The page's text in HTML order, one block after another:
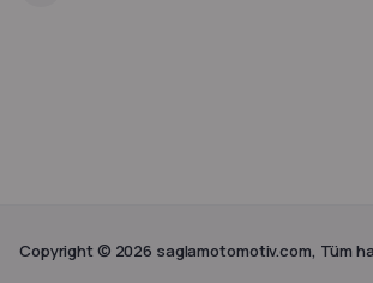
Copyright © 2026 saglamotomotiv.com, Tüm